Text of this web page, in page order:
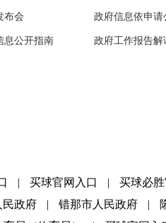
布会
息公开指南
政府信息依申请
政府工作报告解
| 买球官网入口 | 买球必
民政府 | 错那市人民政府 |